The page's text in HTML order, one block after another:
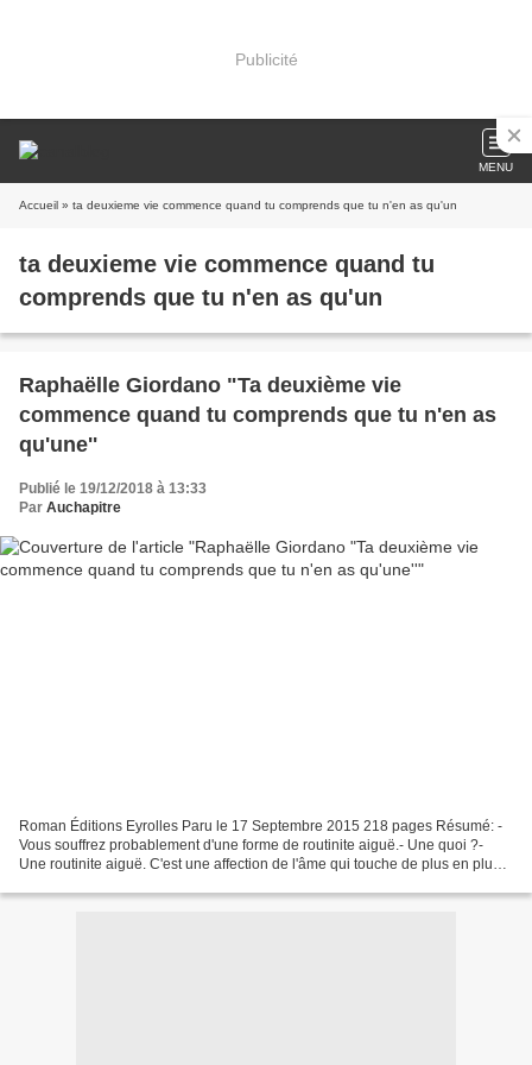
Publicité
MENU
Accueil » ta deuxieme vie commence quand tu comprends que tu n'en as qu'un
ta deuxieme vie commence quand tu
comprends que tu n'en as qu'un
Raphaëlle Giordano "Ta deuxième vie
commence quand tu comprends que tu n'en as
qu'une''
Publié le 19/12/2018 à 13:33
Par Auchapitre
Roman Éditions Eyrolles Paru le 17 Septembre 2015 218 pages Résumé: -
Vous souffrez probablement d'une forme de routinite aiguë.- Une quoi ?-
Une routinite aiguë. C'est une affection de l'âme qui touche de plus en plus